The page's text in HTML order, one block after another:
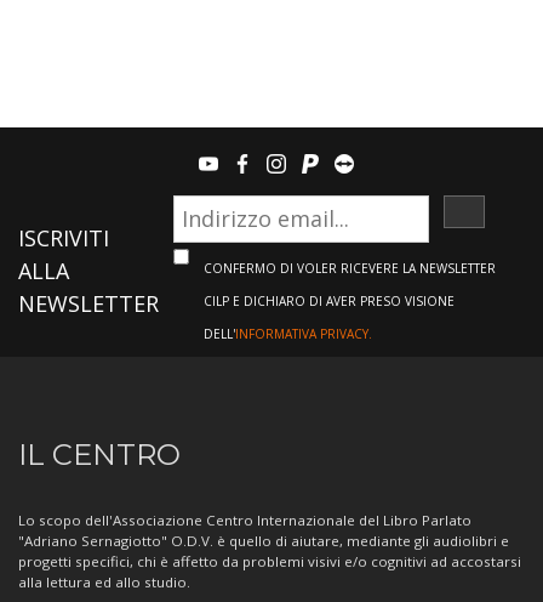
youtubefacebook
instagram
paypalteamviewer
ISCRIVITI
ALLA
NEWSLETTER
CONFERMO DI VOLER RICEVERE LA NEWSLETTER
CILP E DICHIARO DI AVER PRESO VISIONE
DELL'INFORMATIVA PRIVACY.
Informazioni
sul
Centro
IL CENTRO
Lo scopo dell'Associazione Centro Internazionale del Libro Parlato
"Adriano Sernagiotto" O.D.V. è quello di aiutare, mediante gli audiolibri e
progetti specifici, chi è affetto da problemi visivi e/o cognitivi ad accostarsi
alla lettura ed allo studio.